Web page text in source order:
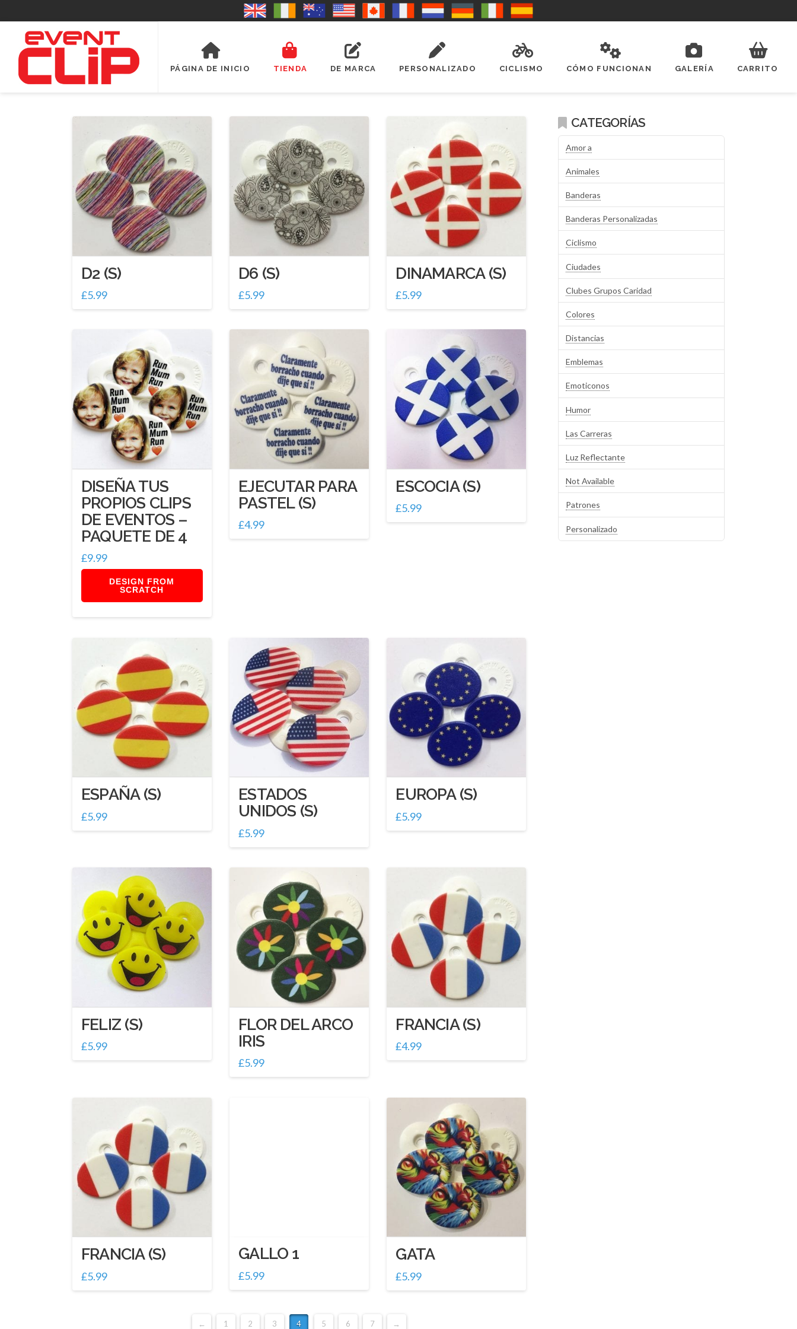
PÁGINA DE INICIO TIENDA DE MARCA PERSONALIZADO CICLISMO CÓMO FUNCIONAN GALERÍA CARRITO
D2 (S)
£5.99
D6 (S)
£5.99
DINAMARCA (S)
£5.99
DISEÑA TUS
PROPIOS CLIPS
DE EVENTOS –
PAQUETE DE 4
£9.99
DESIGN FROM
SCRATCH
EJECUTAR PARA
PASTEL (S)
£4.99
ESCOCIA (S)
£5.99
ESPAÑA (S)
£5.99
ESTADOS
UNIDOS (S)
£5.99
EUROPA (S)
£5.99
FELIZ (S)
£5.99
FLOR DEL ARCO
IRIS
£5.99
FRANCIA (S)
£4.99
FRANCIA (S)
£5.99
GALLO 1
£5.99
GATA
£5.99
← 1 2 3 4 5 6 7 →
CATEGORÍAS
Amor a
Animales
Banderas
Banderas Personalizadas
Ciclismo
Ciudades
Clubes Grupos Caridad
Colores
Distancias
Emblemas
Emoticonos
Humor
Las Carreras
Luz Reflectante
Not Available
Patrones
Personalizado